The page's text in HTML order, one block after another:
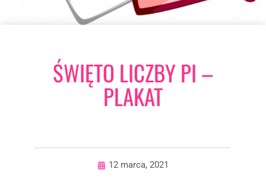
ŚWIĘTO LICZBY PI –
PLAKAT
12 marca, 2021